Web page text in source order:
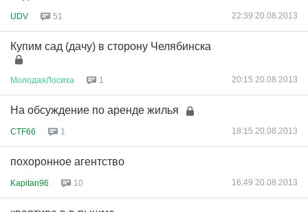
UDV 51 22:39 20.08.2013
Купим сад (дачу) в сторону Челябинска
МолодаяЛосиха 1 20:15 20.08.2013
На обсуждение по аренде жилья
CTF66 1 18:15 20.08.2013
похоронное агентство
Kapitan96 10 16:49 20.08.2013